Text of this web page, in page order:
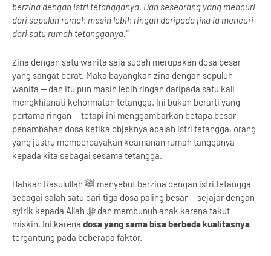
berzina dengan istri tetangganya. Dan seseorang yang mencuri
dari sepuluh rumah masih lebih ringan daripada jika ia mencuri
dari satu rumah tetangganya."
Zina dengan satu wanita saja sudah merupakan dosa besar
yang sangat berat. Maka bayangkan zina dengan sepuluh
wanita — dan itu pun masih lebih ringan daripada satu kali
mengkhianati kehormatan tetangga. Ini bukan berarti yang
pertama ringan — tetapi ini menggambarkan betapa besar
penambahan dosa ketika objeknya adalah istri tetangga, orang
yang justru mempercayakan keamanan rumah tangganya
kepada kita sebagai sesama tetangga.
Bahkan Rasulullah ﷺ menyebut berzina dengan istri tetangga
sebagai salah satu dari tiga dosa paling besar — sejajar dengan
syirik kepada Allah ﷻ dan membunuh anak karena takut
miskin. Ini karena dosa yang sama bisa berbeda kualitasnya
tergantung pada beberapa faktor.